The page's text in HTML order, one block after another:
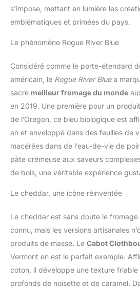
s’impose, mettant en lumière les
emblématiques et primées du pays.
Le phénomène Rogue River Blue
Considéré comme le porte-étendard
américain, le Rogue River Bluea
sacré meilleur fromage du monde
en 2019. Une première pour un
de l’Oregon, ce bleu biologique est
an et enveloppé dans des feuilles de
macérées dans de l’eau-de-vie de
pâte crémeuse aux saveurs
de bois, une véritable expérience
Le cheddar, une icône réinventée
Le cheddar est sans doute le fromage
connu, mais les versions artisanales
produits de masse. Le Cabot
Vermont en est le parfait exemple.
coton, il développe une texture friable
profonds de noisette et de caramel.